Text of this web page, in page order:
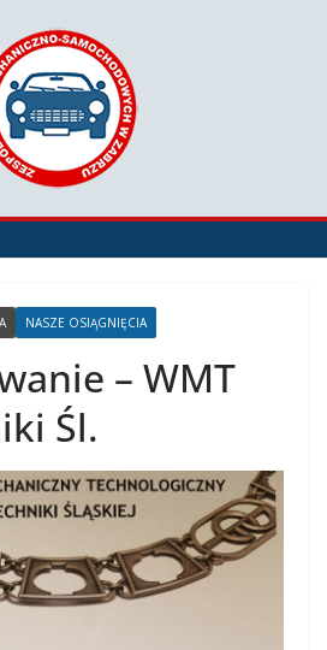
NASZE OSIĄGNIĘCIA
– WMT
Śl.